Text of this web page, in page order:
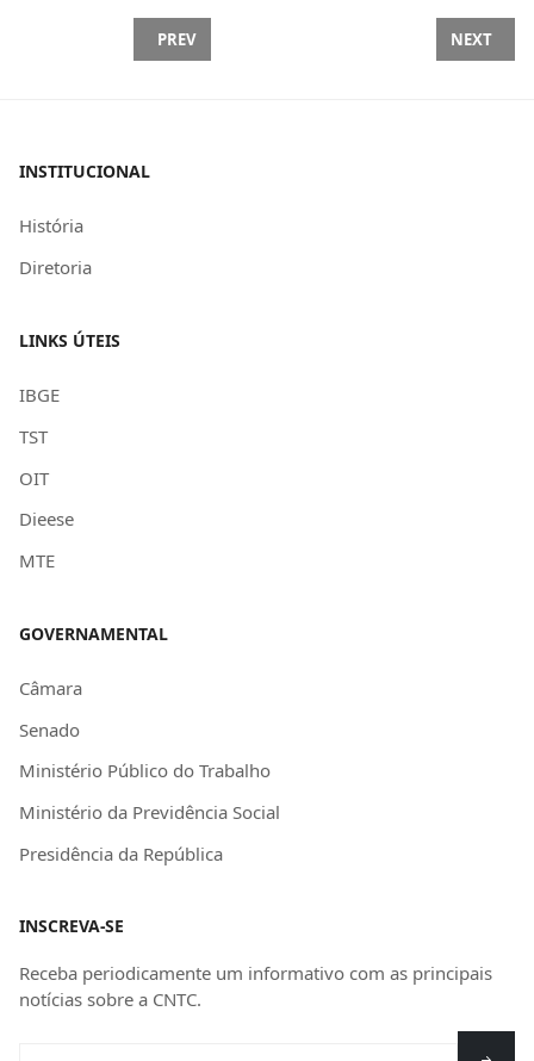
PREVIOUS ARTICLE: MANIFESTO PELO FIM DA
PREV NEXT
NEXT
INSTITUCIONAL
História
Diretoria
LINKS ÚTEIS
IBGE
TST
OIT
Dieese
MTE
GOVERNAMENTAL
Câmara
Senado
Ministério Público do Trabalho
Ministério da Previdência Social
Presidência da República
INSCREVA-SE
Receba periodicamente um informativo com as principais
notícias sobre a CNTC.